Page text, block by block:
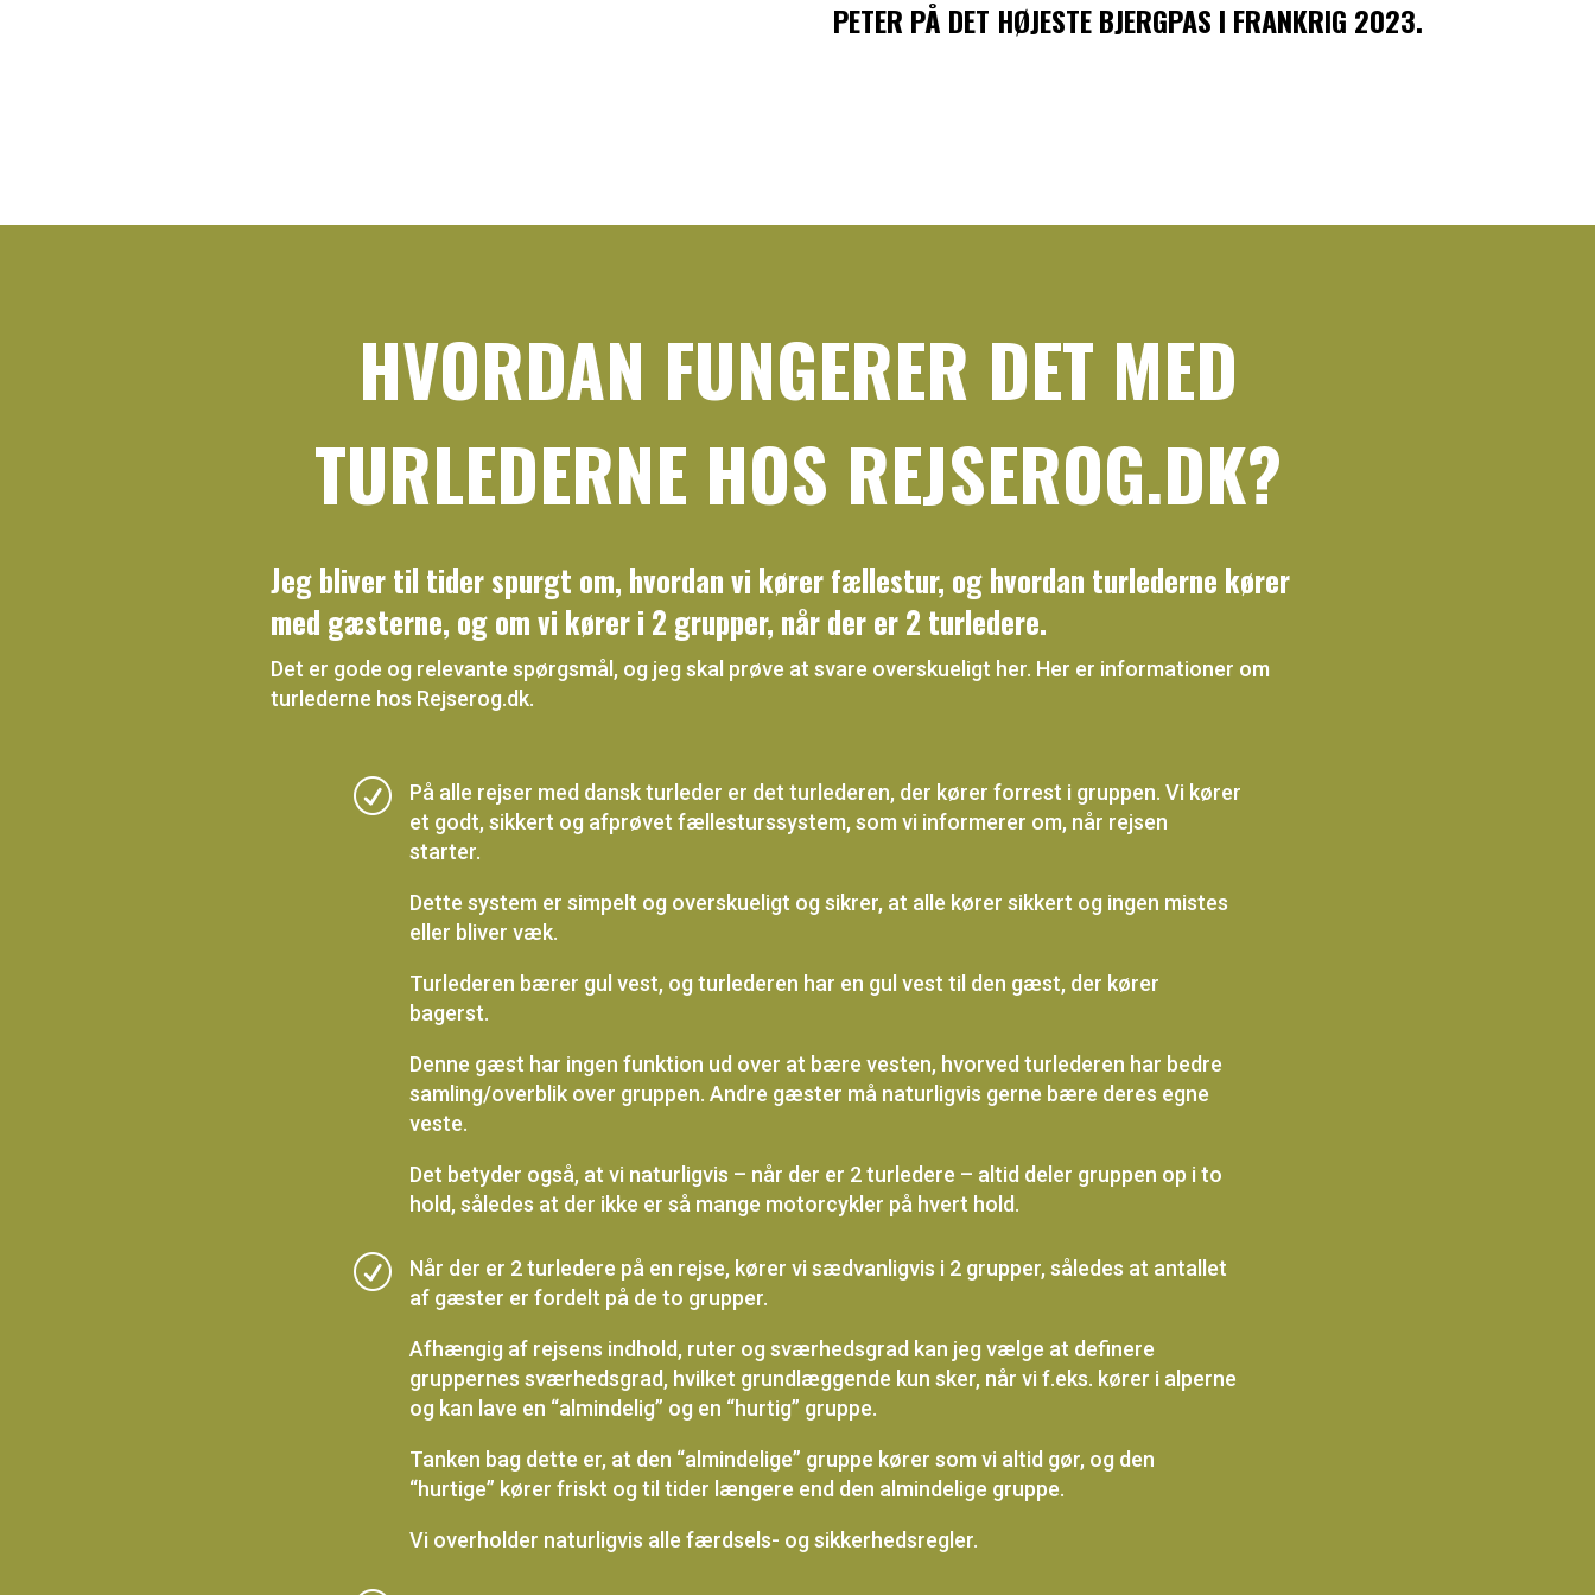
PETER PÅ DET HØJESTE BJERGPAS I FRANKRIG 2023.
HVORDAN FUNGERER DET MED
TUR­LEDERNE HOS REJSEROG.DK?
Jeg bliver til tider spurgt om, hvordan vi kører fællestur, og hvordan turlederne kører
med gæsterne, og om vi kører i 2 grupper, når der er 2 turledere.
Det er gode og relevante spørgsmål, og jeg skal prøve at svare overskueligt her. Her er informationer om
turlederne hos Rejserog.dk.
R
På alle rejser med dansk turleder er det turlederen, der kører forrest i gruppen. Vi kører
et godt, sikkert og afprøvet fællesturssystem, som vi informerer om, når rejsen
starter.
Dette system er simpelt og overskueligt og sikrer, at alle kører sikkert og ingen mistes
eller bliver væk.
Turlederen bærer gul vest, og turlederen har en gul vest til den gæst, der kører
bagerst.
Denne gæst har ingen funktion ud over at bære vesten, hvorved turlederen har bedre
samling/overblik over gruppen. Andre gæster må naturligvis gerne bære deres egne
veste.
Det betyder også, at vi naturligvis – når der er 2 turledere – altid deler gruppen op i to
hold, således at der ikke er så mange motorcykler på hvert hold.
R
Når der er 2 turledere på en rejse, kører vi sædvanligvis i 2 grupper, således at antallet
af gæster er fordelt på de to grupper.
Afhængig af rejsens indhold, ruter og sværhedsgrad kan jeg vælge at definere
gruppernes sværhedsgrad, hvilket grundlæggende kun sker, når vi f.eks. kører i alperne
og kan lave en “almindelig” og en “hurtig” gruppe.
Tanken bag dette er, at den “almindelige” gruppe kører som vi altid gør, og den
“hurtige” kører friskt og til tider længere end den almindelige gruppe.
Vi overholder naturligvis alle færdsels- og sikkerhedsregler.